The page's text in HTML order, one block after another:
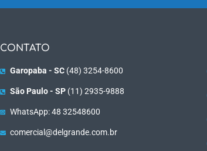
CONTATO
Garopaba - SC (48) 3254-8600
São Paulo - SP (11) 2935-9888
WhatsApp: 48 32548600
comercial@delgrande.com.br